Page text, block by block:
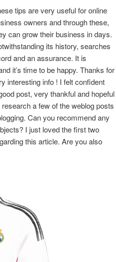
tips are very useful for online
owners and through these,
can grow their business in days.
its history, searches
and an assurance. It is
it’s time to be happy. Thanks for
interesting info ! I felt confident
post, very thankful and hopeful
a few of the weblog posts
Can you recommend any
I just loved the first two
this article. Are you also